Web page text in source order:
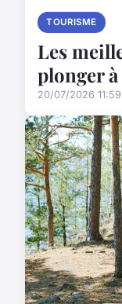
TOURISME
Les
plonger
20/07/2026 11:59